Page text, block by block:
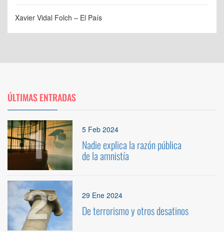
Xavier Vidal Folch – El País
ÚLTIMAS ENTRADAS
1 5 Feb 2024
Nadie explica la razón pública
de la amnistía
2 29 Ene 2024
De terrorismo y otros desatinos